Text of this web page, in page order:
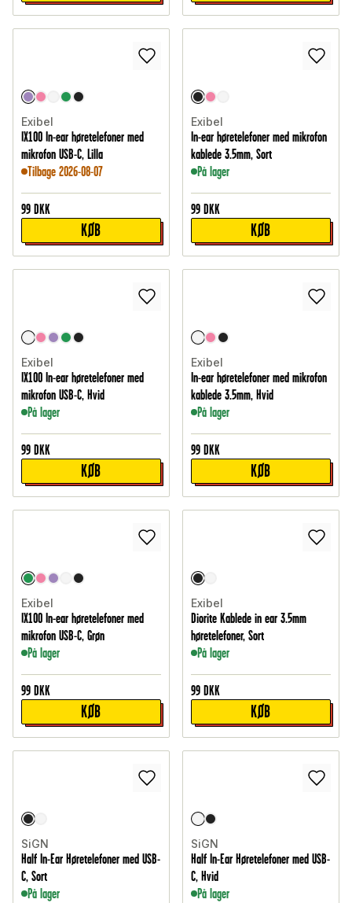
Exibel
IX100 In-ear høretelefoner med
mikrofon USB-C, Lilla
Tilbage 2026-08-07
99 DKK
KØB
Exibel
In-ear høretelefoner med mikrofon
kablede 3.5mm, Sort
På lager
99 DKK
KØB
Exibel
IX100 In-ear høretelefoner med
mikrofon USB-C, Hvid
På lager
99 DKK
KØB
Exibel
In-ear høretelefoner med mikrofon
kablede 3.5mm, Hvid
På lager
99 DKK
KØB
Exibel
IX100 In-ear høretelefoner med
mikrofon USB-C, Grøn
På lager
99 DKK
KØB
Exibel
Diorite Kablede in ear 3.5mm
høretelefoner, Sort
På lager
99 DKK
KØB
SiGN
Half In-Ear Høretelefoner med USB-
C, Sort
På lager
SiGN
Half In-Ear Høretelefoner med USB-
C, Hvid
På lager